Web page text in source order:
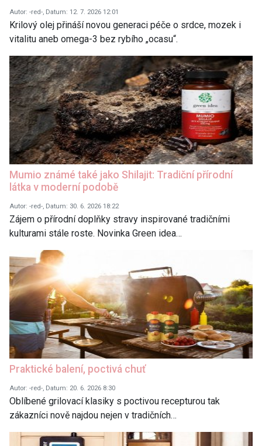
Autor: -red-, Datum: 12. 7. 2026 12:01
Krilový olej přináší novou generaci péče o srdce, mozek i
vitalitu aneb omega-3 bez rybího „ocasu“.
Mumio známé také jako Shilajit: Tradiční přírodní
látka v moderní podobě
Autor: -red-, Datum: 30. 6. 2026 18:22
Zájem o přírodní doplňky stravy inspirované tradičními
kulturami stále roste. Novinka Green idea…
Praktické balení, poctivá chuť
Autor: -red-, Datum: 20. 6. 2026 8:30
Oblíbené grilovací klasiky s poctivou recepturou tak
zákazníci nově najdou nejen v tradičních…